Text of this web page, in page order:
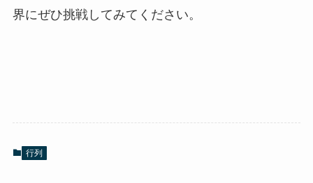
界にぜひ挑戦してみてください。
行列